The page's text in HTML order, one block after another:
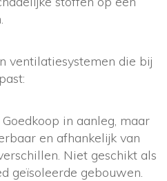
ventilatiesystemen die bij
Goedkoop in aanleg, maar
en afhankelijk van
Niet geschikt als
geïsoleerde gebouwen.